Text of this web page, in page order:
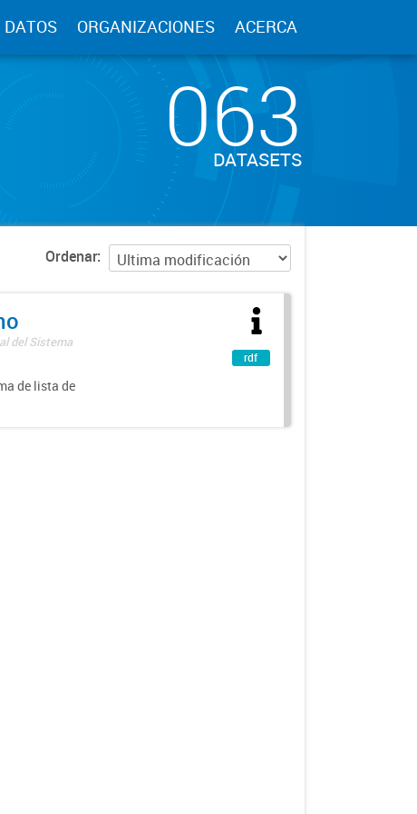
DATOS ORGANIZACIONES ACERCA
063
DATASETS
Ordenar
del Sistema
de lista de
rdf